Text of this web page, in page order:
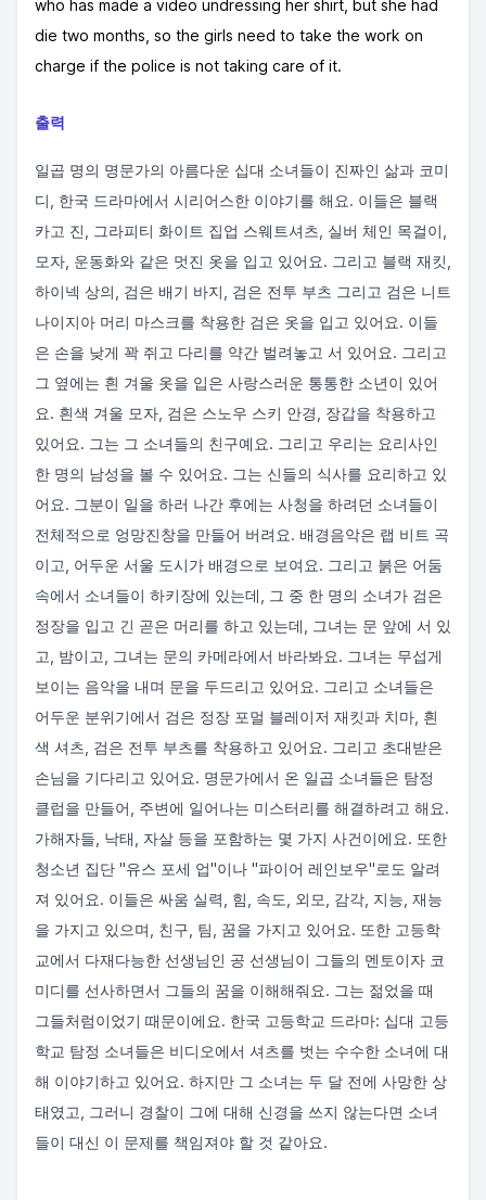
who has made a video undressing her shirt, but she had
die two months, so the girls need to take the work on
charge if the police is not taking care of it.
출력
일곱 명의 명문가의 아름다운 십대 소녀들이 진짜인 삶과 코미
디, 한국 드라마에서 시리어스한 이야기를 해요. 이들은 블랙
카고 진, 그라피티 화이트 집업 스웨트셔츠, 실버 체인 목걸이,
모자, 운동화와 같은 멋진 옷을 입고 있어요. 그리고 블랙 재킷,
하이넥 상의, 검은 배기 바지, 검은 전투 부츠 그리고 검은 니트
나이지아 머리 마스크를 착용한 검은 옷을 입고 있어요. 이들
은 손을 낮게 꽉 쥐고 다리를 약간 벌려놓고 서 있어요. 그리고
그 옆에는 흰 겨울 옷을 입은 사랑스러운 통통한 소년이 있어
요. 흰색 겨울 모자, 검은 스노우 스키 안경, 장갑을 착용하고
있어요. 그는 그 소녀들의 친구예요. 그리고 우리는 요리사인
한 명의 남성을 볼 수 있어요. 그는 신들의 식사를 요리하고 있
어요. 그분이 일을 하러 나간 후에는 사청을 하려던 소녀들이
전체적으로 엉망진창을 만들어 버려요. 배경음악은 랩 비트 곡
이고, 어두운 서울 도시가 배경으로 보여요. 그리고 붉은 어둠
속에서 소녀들이 하키장에 있는데, 그 중 한 명의 소녀가 검은
정장을 입고 긴 곧은 머리를 하고 있는데, 그녀는 문 앞에 서 있
고, 밤이고, 그녀는 문의 카메라에서 바라봐요. 그녀는 무섭게
보이는 음악을 내며 문을 두드리고 있어요. 그리고 소녀들은
어두운 분위기에서 검은 정장 포멀 블레이저 재킷과 치마, 흰
색 셔츠, 검은 전투 부츠를 착용하고 있어요. 그리고 초대받은
손님을 기다리고 있어요. 명문가에서 온 일곱 소녀들은 탐정
클럽을 만들어, 주변에 일어나는 미스터리를 해결하려고 해요.
가해자들, 낙태, 자살 등을 포함하는 몇 가지 사건이에요. 또한
청소년 집단 "유스 포세 업"이나 "파이어 레인보우"로도 알려
져 있어요. 이들은 싸움 실력, 힘, 속도, 외모, 감각, 지능, 재능
을 가지고 있으며, 친구, 팀, 꿈을 가지고 있어요. 또한 고등학
교에서 다재다능한 선생님인 공 선생님이 그들의 멘토이자 코
미디를 선사하면서 그들의 꿈을 이해해줘요. 그는 젊었을 때
그들처럼이었기 때문이에요. 한국 고등학교 드라마: 십대 고등
학교 탐정 소녀들은 비디오에서 셔츠를 벗는 수수한 소녀에 대
해 이야기하고 있어요. 하지만 그 소녀는 두 달 전에 사망한 상
태였고, 그러니 경찰이 그에 대해 신경을 쓰지 않는다면 소녀
들이 대신 이 문제를 책임져야 할 것 같아요.